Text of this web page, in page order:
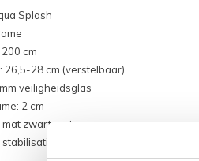
Splash
cm
26,5-28 cm (verstelbaar)
veiligheidsglas
2 cm
zwart raster
stang